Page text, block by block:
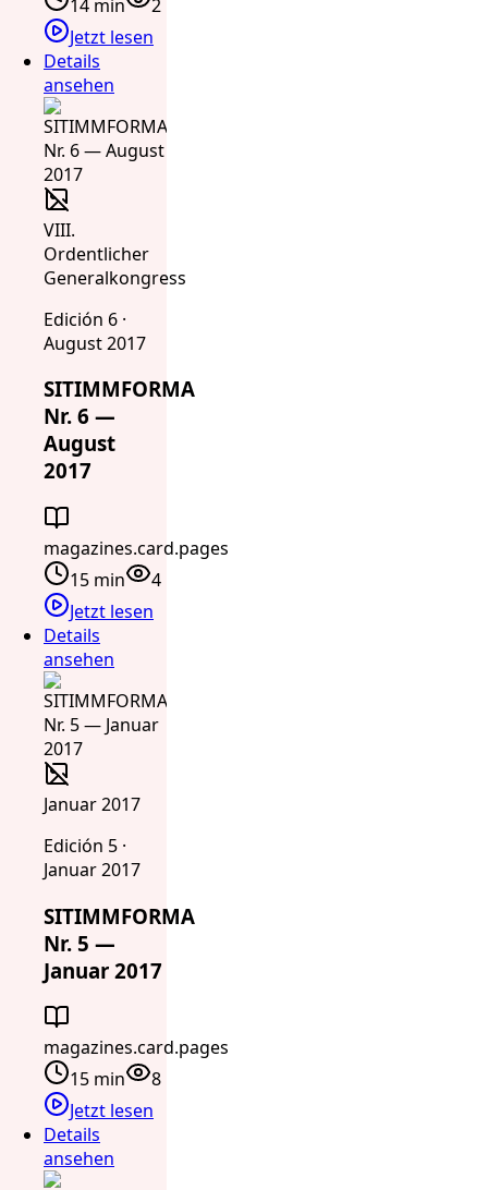
14 min
2
Jetzt lesen
Details
ansehen
VIII.
Ordentlicher
Generalkongress
Edición 6 ·
August 2017
SITIMMFORMA
Nr. 6 —
August
2017
magazines.card.pages
15 min
4
Jetzt lesen
Details
ansehen
Januar 2017
Edición 5 ·
Januar 2017
SITIMMFORMA
Nr. 5 —
Januar 2017
magazines.card.pages
15 min
8
Jetzt lesen
Details
ansehen